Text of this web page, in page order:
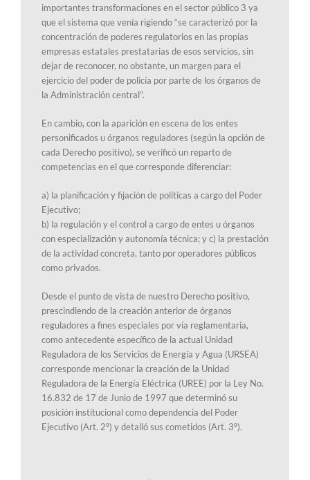
importantes transformaciones en el sector público 3 ya
que el sistema que venía rigiendo “se caracterizó por la
concentración de poderes regulatorios en las propias
empresas estatales prestatarias de esos servicios, sin
dejar de reconocer, no obstante, un margen para el
ejercicio del poder de policía por parte de los órganos de
la Administración central”.
En cambio, con la aparición en escena de los entes
personificados u órganos reguladores (según la opción de
cada Derecho positivo), se verificó un reparto de
competencias en el que corresponde diferenciar:
a) la planificación y fijación de políticas a cargo del Poder
Ejecutivo;
b) la regulación y el control a cargo de entes u órganos
con especialización y autonomía técnica; y c) la prestación
de la actividad concreta, tanto por operadores públicos
como privados.
Desde el punto de vista de nuestro Derecho positivo,
prescindiendo de la creación anterior de órganos
reguladores a fines especiales por vía reglamentaria,
como antecedente específico de la actual Unidad
Reguladora de los Servicios de Energía y Agua (URSEA)
corresponde mencionar la creación de la Unidad
Reguladora de la Energía Eléctrica (UREE) por la Ley No.
16.832 de 17 de Junio de 1997 que determinó su
posición institucional como dependencia del Poder
Ejecutivo (Art. 2º) y detalló sus cometidos (Art. 3º).